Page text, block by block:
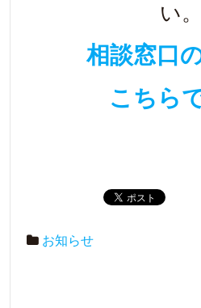
い。
相談窓口
こちら
お知らせ